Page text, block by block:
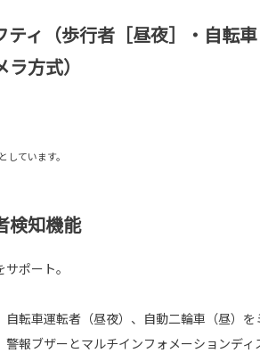
ィ（歩行者［昼夜］・自転車
方式）
しています。
検知機能
ポート。
転車運転者（昼夜）、自動二輪車（昼）を
警報ブザーとマルチインフォメーションディ